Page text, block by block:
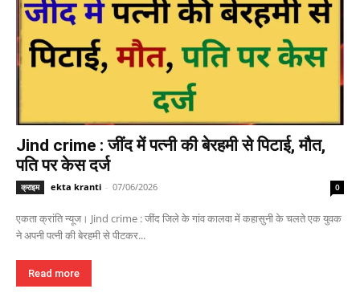
Jind crime : जींद में पत्नी की बेरहमी से पिटाई, मौत,
पति पर केस दर्ज
क्राइम ekta kranti - 07/06/2026 0
एकता क्रांति न्यूज। Jind crime : जींद जिले के गांव कालवा में कहासुनी के चलते एक युवक
ने अपनी पत्नी की बेरहमी से पीटकर...
Read more